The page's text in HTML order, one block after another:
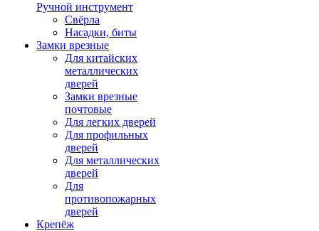
Ручной инструмент
Свёрла
Насадки, биты
Замки врезные
Для китайских
металлических
дверей
Замки врезные
почтовые
Для легких дверей
Для профильных
дверей
Для металлических
дверей
Для
противопожарных
дверей
Крепёж